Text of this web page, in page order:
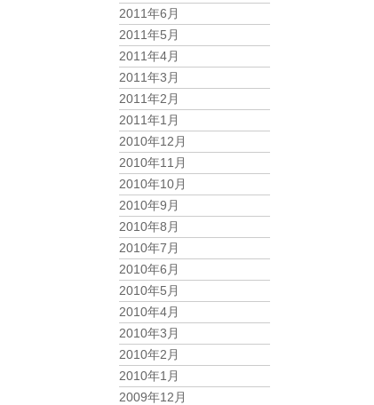
2011年6月
2011年5月
2011年4月
2011年3月
2011年2月
2011年1月
2010年12月
2010年11月
2010年10月
2010年9月
2010年8月
2010年7月
2010年6月
2010年5月
2010年4月
2010年3月
2010年2月
2010年1月
2009年12月